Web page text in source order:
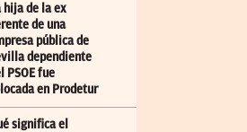
hija de la ex
de una
pública de
dependiente
PSOE fue
en Prodetur
significa el